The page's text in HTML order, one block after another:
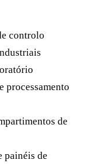
controlo
processamento
de
painéis de